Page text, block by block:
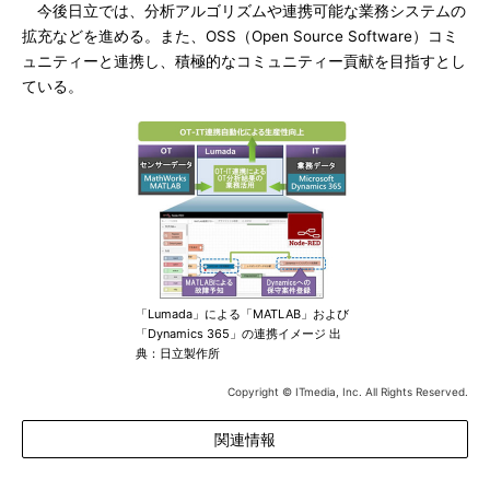
今後日立では、分析アルゴリズムや連携可能な業務システムの
拡充などを進める。また、OSS（Open Source Software）コミ
ュニティーと連携し、積極的なコミュニティー貢献を目指すとし
ている。
「Lumada」による「MATLAB」および
「Dynamics 365」の連携イメージ 出
典：日立製作所
Copyright © ITmedia, Inc. All Rights Reserved.
関連情報